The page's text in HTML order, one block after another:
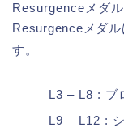
Resurgenceメダル
Resurgenceメダ
す。
L3 – L8 : ブ
L9 – L12 :